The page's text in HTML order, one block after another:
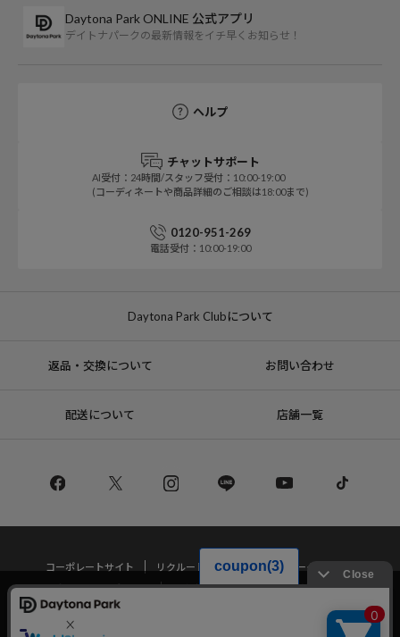
Daytona Park ONLINE 公式アプリ
デイトナパークの最新情報をイチ早くお知らせ！
ヘルプ
チャットサポート
AI受付：24時間/スタッフ受付：10:00-19:00
(コーディネートや商品詳細のご相談は18:00まで)
0120-951-269
電話受付：10:00-19:00
Daytona Park Clubについて
返品・交換について お問い合わせ
配送について 店舗一覧
コーポレートサイト リクルート
サステナブルマークについて
プライバシーポリシー
特定商取引法・古物営業法に基づく表記
当サイトでは利用体験の向上およびコンテンツの最適な提供、トラフィック
の分析を目的としてCookieを使用しています。